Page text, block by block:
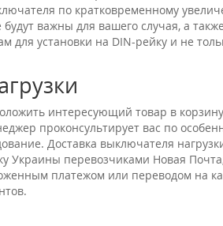
по кратковременному
важны для вашего случая, а также
для установки на DIN-рейку и не
интересующий товар в
проконсультирует вас по
Доставка выключателя
Украины перевозчиками Новая
платежом или переводом на